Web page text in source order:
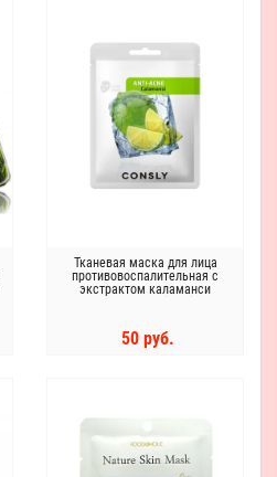
Тканевая маска для лица
противовоспалительная с
экстрактом каламанси
50 руб.